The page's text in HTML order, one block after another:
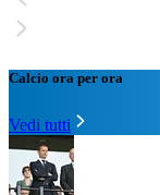
Calcio ora per ora
Vedi tutti